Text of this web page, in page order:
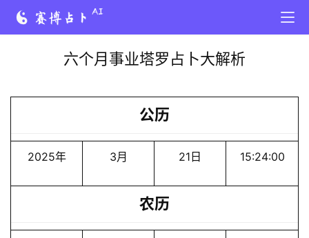
六个月事业塔罗占卜大解析
公历
2025年 3月 21日 15:24:00
农历